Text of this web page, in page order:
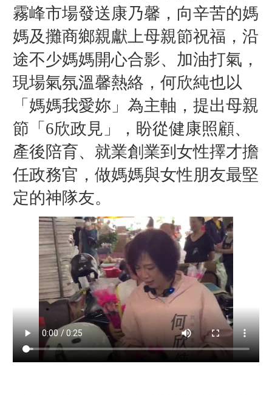
霧峰市場發送康乃馨，向辛苦的媽
媽及攤商鄉親獻上母親節祝福，沿
途不少媽媽開心合影、加油打氣，
現場氣氛溫馨熱絡，何欣純也以
「媽媽我愛妳」為主軸，提出母親
節「6欣政見」，盼從健康照顧、
產後陪育、就業創業到女性擇才擔
任政務官，做媽媽與女性朋友最堅
定的神隊友。